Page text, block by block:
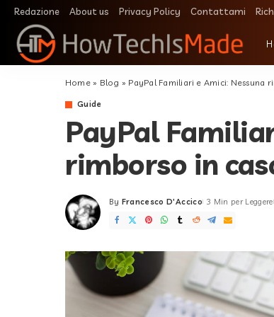
Redazione About us Privacy Policy Contattami
Home» Blog » PayPal Familiari e Amici: Nessuna
Guide
PayPal
rimborso in
Posted
by
By Francesco D'Accico 3 Min per Leggere